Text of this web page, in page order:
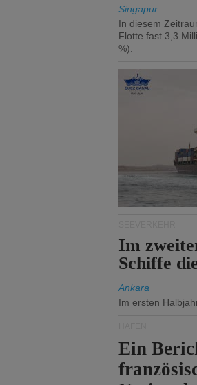
Singapur
In diesem
Flotte fast 3,3
%).
Im
Schiffe
Ankara
Im ersten
Ein